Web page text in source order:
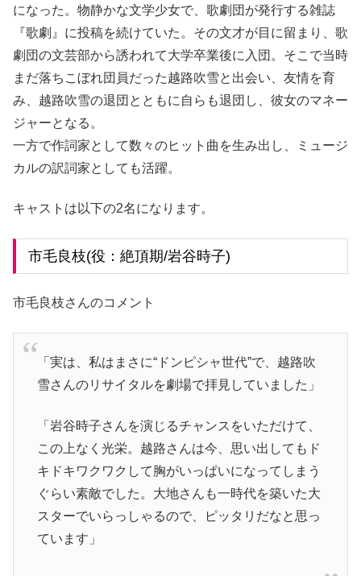
になった。物静かな文学少女で、歌劇団が発行する雑誌
『歌劇』に投稿を続けていた。その文才が目に留まり、歌
劇団の文芸部から誘われて大学卒業後に入団。そこで当時
まだ落ちこぼれ団員だった越路吹雪と出会い、友情を育
み、越路吹雪の退団とともに自らも退団し、彼女のマネー
ジャーとなる。
一方で作詞家として数々のヒット曲を生み出し、ミュージ
カルの訳詞家としても活躍。
キャストは以下の2名になります。
市毛良枝(役：絶頂期/岩谷時子)
市毛良枝さんのコメント
「実は、私はまさに“ドンピシャ世代”で、越路吹
雪さんのリサイタルを劇場で拝見していました」
「岩谷時子さんを演じるチャンスをいただけて、
この上なく光栄。越路さんは今、思い出してもド
キドキワクワクして胸がいっぱいになってしまう
ぐらい素敵でした。大地さんも一時代を築いた大
スターでいらっしゃるので、ピッタリだなと思っ
ています」